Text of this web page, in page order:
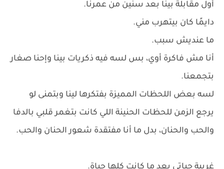
أول مقابلة بينا بعد سنين من عمرنا.
دايمًا كان بيتهرب مني.
ما عنديش سبب.
أنا مش فاكرة أوي، بس لسه فيه ذكريات بينا وإحنا صغار
بتجمعنا.
لسه بعض اللحظات المميزة بفتكرها لينا وبتمنى لو
يرجع الزمن للحظات الحنينة اللي كانت بتغمر قلبي بالدفا
والحب والحنان، بدل ما أنا مفتقدة شعور الحنان والحب.
غريبة حياتي بعد ما كانت كلها حياة.